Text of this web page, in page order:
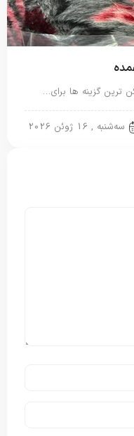
ترین گزینه ها برای…
سه‌شنبه , 16 ژوئن 2026